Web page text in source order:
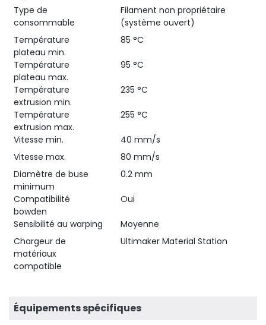
Type de
consommable
Filament non propriétaire
(système ouvert)
Température
plateau min.
85 °C
Température
plateau max.
95 °C
Température
extrusion min.
235 °C
Température
extrusion max.
255 °C
Vitesse min.
40 mm/s
Vitesse max.
80 mm/s
Diamètre de buse
minimum
0.2 mm
Compatibilité
bowden
Oui
Sensibilité au warping
Moyenne
Chargeur de
matériaux
compatible
Ultimaker Material Station
Équipements spécifiques